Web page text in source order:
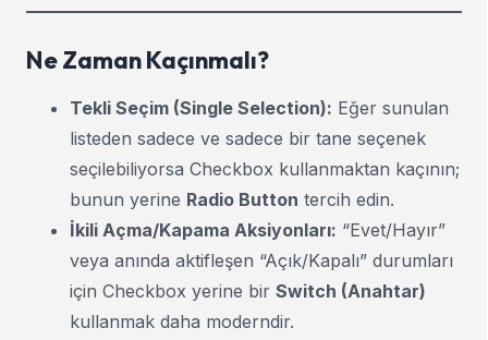
Ne Zaman Kaçınmalı?
Tekli Seçim (Single Selection): Eğer sunulan
listeden sadece ve sadece bir tane seçenek
seçilebiliyorsa Checkbox kullanmaktan kaçının;
bunun yerine Radio Button tercih edin.
İkili Açma/Kapama Aksiyonları: “Evet/Hayır”
veya anında aktifleşen “Açık/Kapalı” durumları
için Checkbox yerine bir Switch (Anahtar)
kullanmak daha moderndir.